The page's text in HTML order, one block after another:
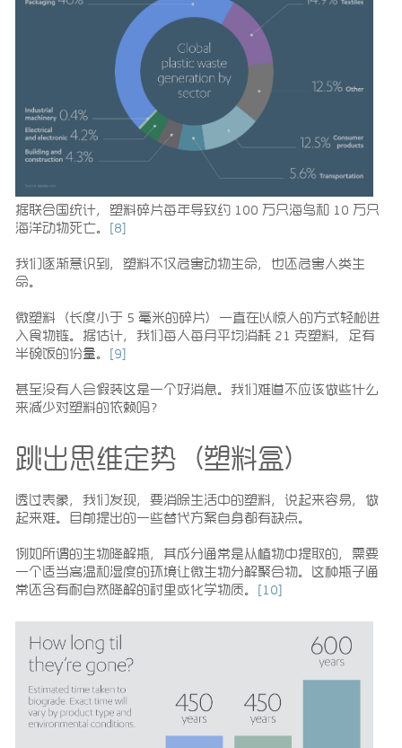
据联合国统计，塑料碎片每年导致约 100 万只海鸟和 10 万只
海洋动物死亡。
[8]
我们逐渐意识到，塑料不仅危害动物生命，也还危害人类生
命。
微塑料（长度小于 5 毫米的碎片）一直在以惊人的方式轻松进
入食物链。据估计，我们每人每月平均消耗 21 克塑料，足有
半碗饭的份量。
[9]
甚至没有人会假装这是一个好消息。我们难道不应该做些什么
来减少对塑料的依赖吗？
跳出思维定势（塑料盒）
透过表象，我们发现，要消除生活中的塑料，说起来容易，做
起来难。目前提出的一些替代方案自身都有缺点。
例如所谓的生物降解瓶，其成分通常是从植物中提取的，需要
一个适当高温和湿度的环境让微生物分解聚合物。这种瓶子通
常还含有耐自然降解的衬里或化学物质。
[10]